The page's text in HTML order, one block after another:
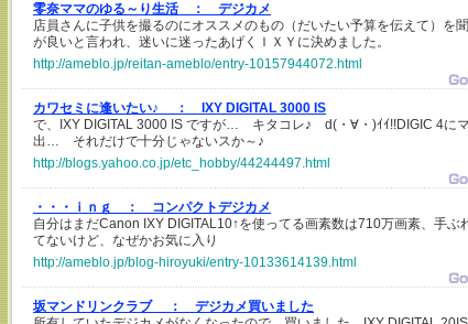
零奈ママのゆる～り生活 ：
デジカメ
店員さんに子供を撮るのにオススメのもの（だいたい予算を伝えて）を
が良いと言われ、迷いに迷ったあげくＩＸＹに決めました。
http://ameblo.jp/reitan-ameblo/entry-10157944072.html
カワセミに逢いたい♪ ：
IXY DIGITAL 3000 IS
で、IXY DIGITAL 3000 IS ですが… キタコレ♪ d(・∀・)ｲｲ!!DIGIC 4に
出… それだけで十分じゃないスか～♪
http://blogs.yahoo.co.jp/etc_hobby/44244497.html
・・・ｉｎｇ ：
コンパクトデジカメ
自分はまだCanon IXY DIGITAL10↑を使ってる画素数は710万画素、手ぶ
てないけど、なぜかお気に入り
http://ameblo.jp/blog-hiroyuki/entry-10133614139.html
坂マンドリンクラブ ：
デジカメ買いました